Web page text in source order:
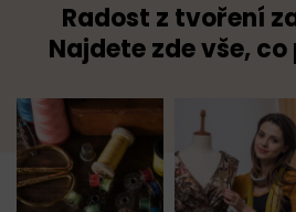
Radost z tvoření
Najdete zde vše,